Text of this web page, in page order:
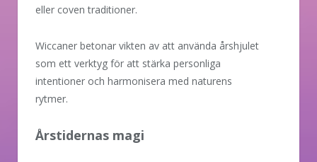
eller coven traditioner.
Wiccaner betonar vikten av att använda årshjulet
som ett verktyg för att stärka personliga
intentioner och harmonisera med naturens
rytmer.
Årstidernas magi